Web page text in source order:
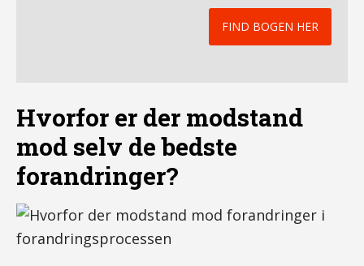
FIND BOGEN HER
Hvorfor er der modstand
mod selv de bedste
forandringer?